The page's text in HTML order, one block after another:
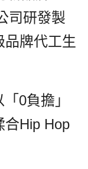
司研發製
品牌代工生
0負擔」
合Hip Hop